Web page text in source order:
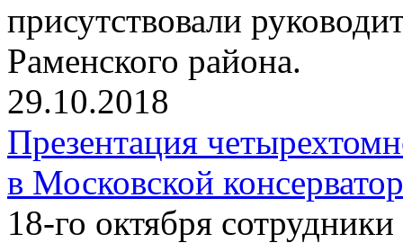
присутствовали
Раменского района.
29.10.2018
Презентация
в Московской
18-го октября